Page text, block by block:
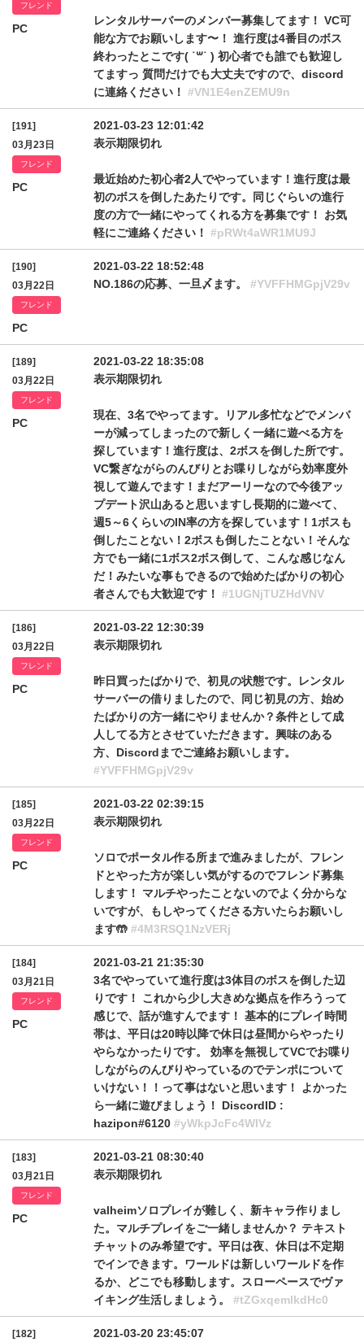
フレンド
PC
レンタルサーバーのメンバー募集してます！ VC可
能な方でお願いします〜！ 進行度は4番目のボス
終わったとこです( ˙꒳˙ ) 初心者でも誰でも歓迎し
てますっ 質問だけでも大丈夫ですので、discord
に連絡ください！ #VN1E4enZEMU9n
[191]
03月23日
フレンド
PC
2021-03-23 12:01:42
表示期限切れ
最近始めた初心者2人でやっています！進行度は最
初のボスを倒したあたりです。同じぐらいの進行
度の方で一緒にやってくれる方を募集です！ お気
軽にご連絡ください！ #pRWt4aWR1MU9J
[190]
03月22日
フレンド
PC
2021-03-22 18:52:48
NO.186の応募、一旦〆ます。 #YVFFHMGpjV29v
[189]
03月22日
フレンド
PC
2021-03-22 18:35:08
表示期限切れ
現在、3名でやってます。リアル多忙などでメンバ
ーが減ってしまったので新しく一緒に遊べる方を
探しています！進行度は、2ボスを倒した所です。
VC繋ぎながらのんびりとお喋りしながら効率度外
視して遊んでます！まだアーリーなので今後アッ
プデート沢山あると思いますし長期的に遊べて、
週5～6くらいのIN率の方を探しています！1ボスも
倒したことない！2ボスも倒したことない！そんな
方でも一緒に1ボス2ボス倒して、こんな感じなん
だ！みたいな事もできるので始めたばかりの初心
者さんでも大歓迎です！ #1UGNjTUZHdVNV
[186]
03月22日
フレンド
PC
2021-03-22 12:30:39
表示期限切れ
昨日買ったばかりで、初見の状態です。レンタル
サーバーの借りましたので、同じ初見の方、始め
たばかりの方一緒にやりませんか？条件として成
人してる方とさせていただきます。興味のある
方、Discordまでご連絡お願いします。
#YVFFHMGpjV29v
[185]
03月22日
フレンド
PC
2021-03-22 02:39:15
表示期限切れ
ソロでポータル作る所まで進みましたが、フレン
ドとやった方が楽しい気がするのでフレンド募集
します！ マルチやったことないのでよく分からな
いですが、もしやってくださる方いたらお願いし
ます🤲 #4M3RSQ1NzVERj
[184]
03月21日
フレンド
PC
2021-03-21 21:35:30
3名でやっていて進行度は3体目のボスを倒した辺
りです！ これから少し大きめな拠点を作ろうって
感じで、話が進すんでます！ 基本的にプレイ時間
帯は、平日は20時以降で休日は昼間からやったり
やらなかったりです。 効率を無視してVCでお喋り
しながらのんびりやっているのでテンポについて
いけない！！って事はないと思います！ よかった
ら一緒に遊びましょう！ DiscordID :
hazipon#6120 #yWkpJcFc4WlVz
[183]
03月21日
フレンド
PC
2021-03-21 08:30:40
表示期限切れ
valheimソロプレイが難しく、新キャラ作りまし
た。マルチプレイをご一緒しませんか？ テキスト
チャットのみ希望です。平日は夜、休日は不定期
でインできます。ワールドは新しいワールドを作
るか、どこでも移動します。スローペースでヴァ
イキング生活しましょう。 #tZGxqemlkdHc0
[182] 2021-03-20 23:45:07